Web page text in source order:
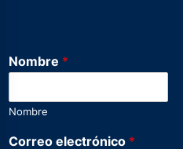
Nombre *
Nombre
m
Correo electrónico *